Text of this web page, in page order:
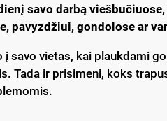
savo darbą
pavyzdžiui, gondolose ar
savo vietas, kai plaukdami
Tada ir prisimeni, koks